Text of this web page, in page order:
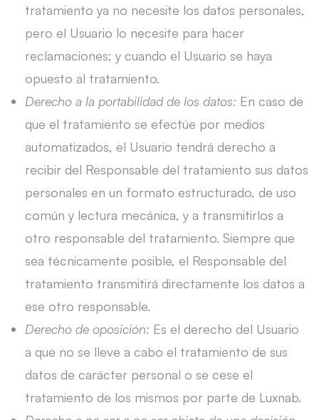
tratamiento ya no necesite los datos personales,
pero el Usuario lo necesite para hacer
reclamaciones; y cuando el Usuario se haya
opuesto al tratamiento.
Derecho a la portabilidad de los datos: En caso de
que el tratamiento se efectúe por medios
automatizados, el Usuario tendrá derecho a
recibir del Responsable del tratamiento sus datos
personales en un formato estructurado, de uso
común y lectura mecánica, y a transmitirlos a
otro responsable del tratamiento. Siempre que
sea técnicamente posible, el Responsable del
tratamiento transmitirá directamente los datos a
ese otro responsable.
Derecho de oposición: Es el derecho del Usuario
a que no se lleve a cabo el tratamiento de sus
datos de carácter personal o se cese el
tratamiento de los mismos por parte de Luxnab.